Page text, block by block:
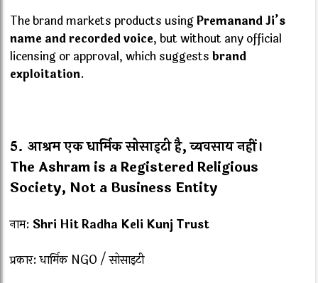
The brand markets products usingPremanand Ji’s
name and recorded voice, but without any official
licensing or approval, which suggestsbrand
exploitation.
5. आश्रम एक धार्मिक सोसाइटी है, व्यवसाय नहीं।
The Ashram is a Registered Religious
Society, Not a Business Entity
नाम: Shri Hit Radha Keli Kunj Trust
प्रकार: धार्मिक NGO / सोसाइटी